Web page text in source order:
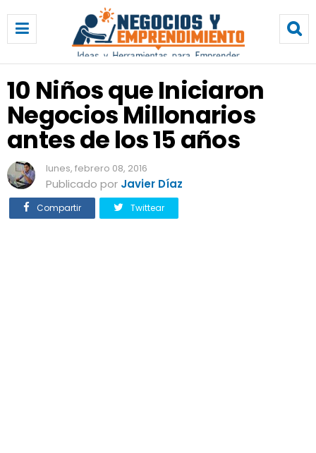
N
i
o
s
q
u
I
n
i
c
10 Niños que Iniciaron
Negocios Millonarios
antes de los 15 años
lunes, febrero 08, 2016
Publicado por Javier Díaz
Compartir Twittear